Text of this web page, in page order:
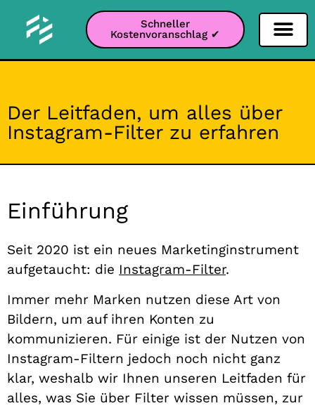
Schneller
Kostenvoranschlag ✔
Der Leitfaden, um alles über
Instagram-Filter zu erfahren
Einführung
Seit 2020 ist ein neues Marketinginstrument
aufgetaucht: die Instagram-Filter.
Immer mehr Marken nutzen diese Art von
Bildern, um auf ihren Konten zu
kommunizieren. Für einige ist der Nutzen von
Instagram-Filtern jedoch noch nicht ganz
klar, weshalb wir Ihnen unseren Leitfaden für
alles, was Sie über Filter wissen müssen, zur